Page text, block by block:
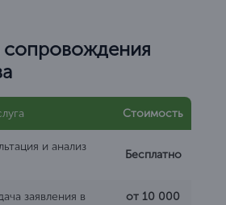
Стоимость
и анализ
Бесплатно
заявления в
от 10 000